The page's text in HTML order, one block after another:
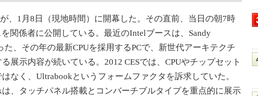
、1月8日（現地時間）に開幕した。その直前、当日の朝7時
関係者に公開している。最近のIntelブースは、Sandy
、その年の最新CPUを採用するPCで、新世代アーキテクチ
展示内容が続いている。2012 CESでは、CPUやチップセット
なく、Ultrabookというフォームファクタを訴求していた。
は、タッチパネル搭載とコンバーチブルタイプを重点的に展示